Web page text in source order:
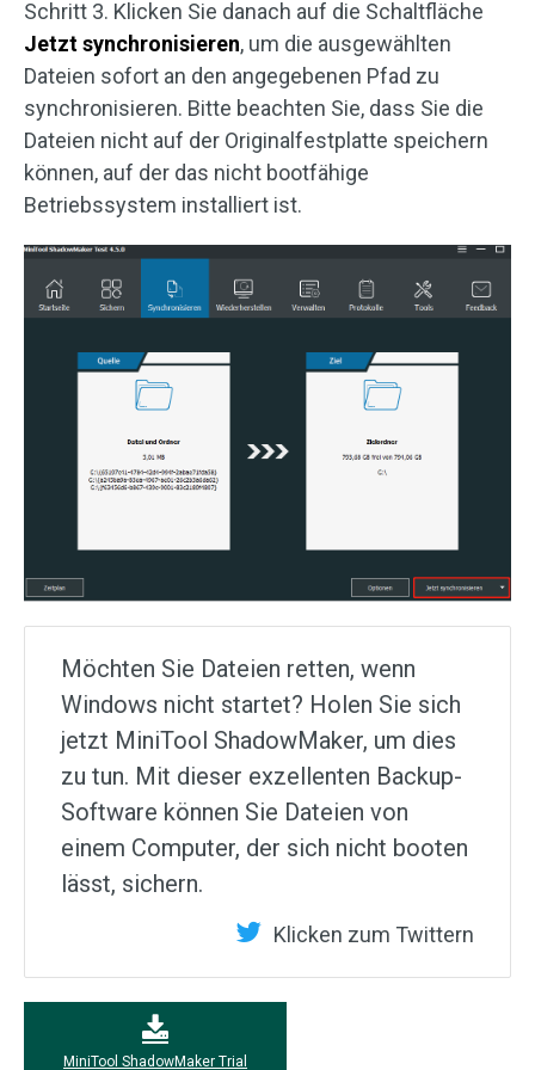
Schritt 3. Klicken Sie danach auf die Schaltfläche
Jetzt synchronisieren, um die ausgewählten
Dateien sofort an den angegebenen Pfad zu
synchronisieren. Bitte beachten Sie, dass Sie die
Dateien nicht auf der Originalfestplatte speichern
können, auf der das nicht bootfähige
Betriebssystem installiert ist.
Möchten Sie Dateien retten, wenn
Windows nicht startet? Holen Sie sich
jetzt MiniTool ShadowMaker, um dies
zu tun. Mit dieser exzellenten Backup-
Software können Sie Dateien von
einem Computer, der sich nicht booten
lässt, sichern.
Klicken zum Twittern
MiniTool ShadowMaker Trial